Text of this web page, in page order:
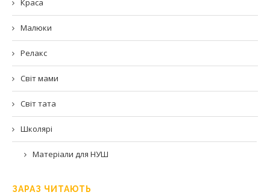
Краса
Малюки
Релакс
Світ мами
Світ тата
Школярі
Матеріали для НУШ
ЗАРАЗ ЧИТАЮТЬ